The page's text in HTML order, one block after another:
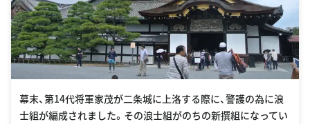
幕末、第14代将軍家茂が二条城に上洛する際に、警護の為に浪
士組が編成されました。その浪士組がのちの新撰組になってい